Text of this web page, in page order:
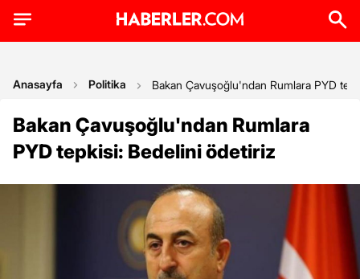
Anasayfa Politika Bakan Çavuşoğlu'ndan Rumlara PYD
Bakan Çavuşoğlu'ndan Rumlara
PYD tepkisi: Bedelini ödetiriz